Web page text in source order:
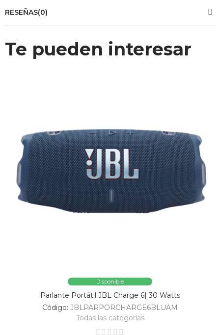
RESEÑAS(0)
Te pueden interesar
Disponible
Parlante Portátil JBL Charge 6| 30 Watts
Código: JBLPARPORCHARGE6BLUAM
Todas las categorías